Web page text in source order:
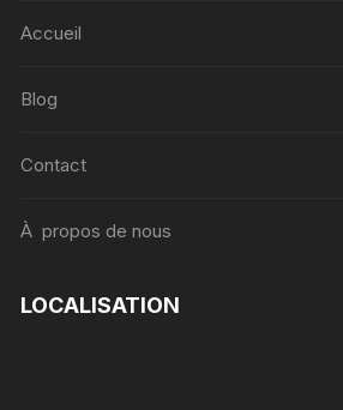
Accueil
Blog
Contact
À propos de nous
LOCALISATION